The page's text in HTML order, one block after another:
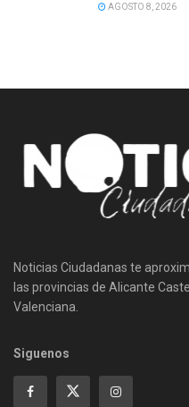
AGOSTO 8, 2026
Noticias Ciudadanas te
las provincias de Alicante
Valenciana.
Siguenos